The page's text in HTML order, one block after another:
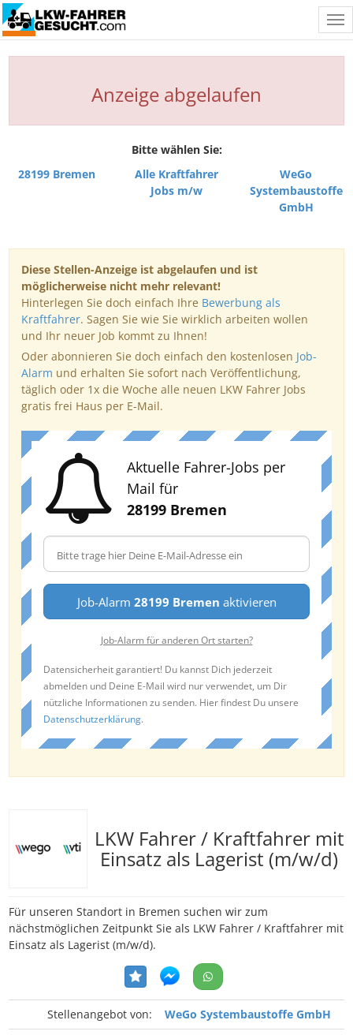
Anzeige abgelaufen
Bitte wählen Sie:
28199 Bremen
Alle Kraftfahrer
Jobs m/w
WeGo
Systembaustoffe
GmbH
Diese Stellen-Anzeige ist abgelaufen und ist
möglicherweise nicht mehr relevant!
Hinterlegen Sie doch einfach Ihre Bewerbung als
Kraftfahrer. Sagen Sie wie Sie wirklich arbeiten wollen
und Ihr neuer Job kommt zu Ihnen!
Oder abonnieren Sie doch einfach den kostenlosen Job-
Alarm und erhalten Sie sofort nach Veröffentlichung,
täglich oder 1x die Woche alle neuen LKW Fahrer Jobs
gratis frei Haus per E-Mail.
Aktuelle Fahrer-Jobs per
Mail für
28199 Bremen
Job-Alarm 28199 Bremen aktivieren
Job-Alarm für anderen Ort starten?
Datensicherheit garantiert! Du kannst Dich jederzeit
abmelden und Deine E-Mail wird nur verwendet, um Dir
nützliche Informationen zu senden. Hier findest Du unsere
Datenschutzerklärung.
LKW Fahrer / Kraftfahrer mit
Einsatz als Lagerist (m/w/d)
Für unseren Standort in Bremen suchen wir zum
nächstmöglichen Zeitpunkt Sie als LKW Fahrer / Kraftfahrer mit
Einsatz als Lagerist (m/w/d).
Stellenangebot von:
WeGo Systembaustoffe GmbH